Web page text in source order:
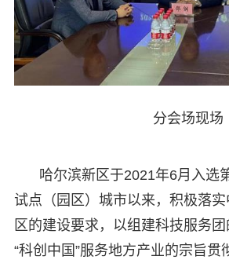
分会场现场
哈尔滨新区于2021年6月入选
试点（园区）城市以来，积极落
区的建设要求，以组建科技服务
“科创中国”服务地方产业的宗旨贯